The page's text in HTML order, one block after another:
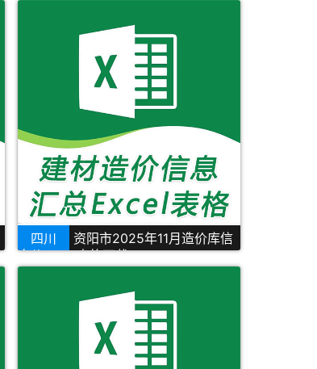
四川
资阳市2025年11月造价库信
息价Excel表格下载